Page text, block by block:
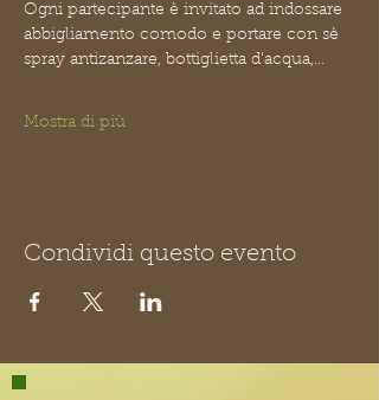
Ogni partecipante è invitato ad indossare
abbigliamento comodo e portare con sè
spray antizanzare, bottiglietta d'acqua,…
Mostra di più
Condividi questo evento